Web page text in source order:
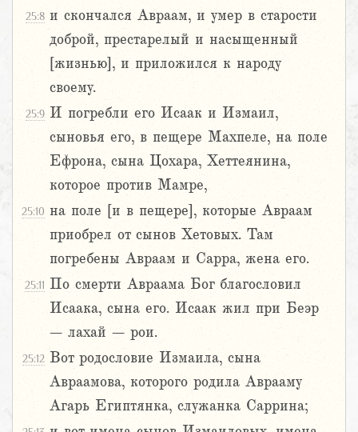
25:8 и скончался Авраам, и умер в старости
доброй, престарелый и насыщенный
[жизнью], и приложился к народу
своему.
25:9 И погребли его Исаак и Измаил,
сыновья его, в пещере Махпеле, на поле
Ефрона, сына Цохара, Хеттеянина,
которое против Мамре,
25:10 на поле [и в пещере], которые Авраам
приобрел от сынов Хетовых. Там
погребены Авраам и Сарра, жена его.
25:11 По смерти Авраама Бог благословил
Исаака, сына его. Исаак жил при Беэр
– лахай – рои.
25:12 Вот родословие Измаила, сына
Авраамова, которого родила Аврааму
Агарь Египтянка, служанка Саррина;